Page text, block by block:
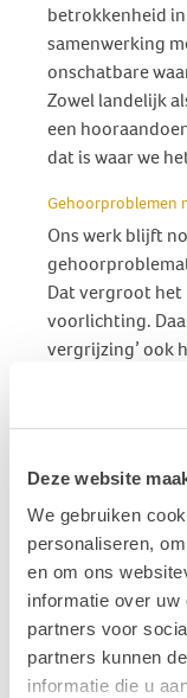
Deze website
We gebruiken
personaliseren,
en om ons
informatie over
partners voor
partners kunnen
informatie die u
betrokkenheid
samenwerking
onschatbare
Zowel landelijk
een
dat is waar we
Gehoorproblemen
Ons werk blijft
Dat vergroot het
voorlichting.
vergrijzing’ ook
Tegelijkertijd
ledenaantallen
Jaarverslag
Dit verslag
activiteiten
thema’s
verschillende